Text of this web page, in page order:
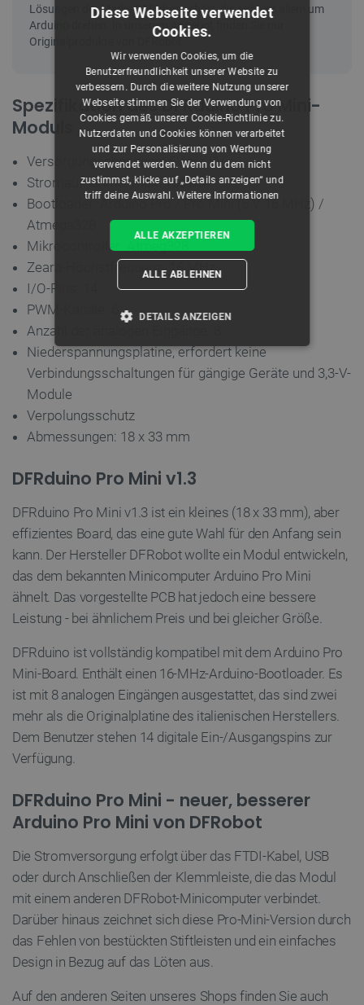
Spezifikation des DFRduino Pro Mini-
Moduls
Versorgungsspannung: 5V bis 8V
Stromaufnahme: max. 150 mA
Bootloader: Arduino Pro / Pro Mini (5 V, 16 MHz) /
Atmega328
Mikrocontroller: Atmeg328
Zeara-Höchstfrequenz: 16 MHz
I/O-Pins: 14
PWM-Kanäle: 6
Anzahl der analogen Eingänge: 8
Niederspannungsplatine, erfordert keine
Verbindungsschaltungen für gängige Geräte und 3,3-V-
Module
Verpolungsschutz
Abmessungen: 18 x 33 mm
DFRduino Pro Mini v1.3
DFRduino Pro Mini v1.3 ist ein kleines (18 x 33 mm), aber
effizientes Board, das eine gute Wahl für den Anfang sein
kann. Der Hersteller DFRobot wollte ein Modul entwickeln,
das dem bekannten Minicomputer Arduino Pro Mini
ähnelt. Das vorgestellte PCB hat jedoch eine bessere
Leistung - bei ähnlichem Preis und bei gleicher Größe.
DFRduino ist vollständig kompatibel mit dem Arduino Pro
Mini-Board. Enthält einen 16-MHz-Arduino-Bootloader. Es
ist mit 8 analogen Eingängen ausgestattet, das sind zwei
mehr als die Originalplatine des italienischen Herstellers.
Dem Benutzer stehen 14 digitale Ein-/Ausgangspins zur
Verfügung.
DFRduino Pro Mini - neuer, besserer
Arduino Pro Mini von DFRobot
Die Stromversorgung erfolgt über das FTDI-Kabel, USB
oder durch Anschließen der Klemmleiste, die das Modul
mit einem anderen DFRobot-Minicomputer verbindet.
Darüber hinaus zeichnet sich diese Pro-Mini-Version durch
das Fehlen von bestückten Stiftleisten und ein einfaches
Design in Bezug auf das Löten aus.
Auf den anderen Seiten unseres Shops finden Sie auch
Diese Webseite verwendet
Cookies.
Wir verwenden Cookies, um die
Benutzerfreundlichkeit unserer Website zu
verbessern. Durch die weitere Nutzung unserer
Webseite stimmen Sie der Verwendung von
Cookies gemäß unserer Cookie-Richtlinie zu.
Nutzerdaten und Cookies können verarbeitet
und zur Personalisierung von Werbung
verwendet werden. Wenn du dem nicht
zustimmst, klicke auf „Details anzeigen“ und
triff deine Auswahl.Weitere Informationen
ALLE AKZEPTIEREN
ALLE ABLEHNEN
DETAILS ANZEIGEN
UNBEDINGT ERFORDERLICH
TARGETING
Unbedingt erforderlich
Unbedingt erforderliche Cookies ermöglichen
Benutzeranmeldung und die Kontoverwaltung.
die Website nicht ordnungsgemäß verwendet
Name
Domäne
VISITOR_PRIVACY_METADATA
YouTube
.youtube.com
critAccountId botland.de
Datenschutzerklärung von Google